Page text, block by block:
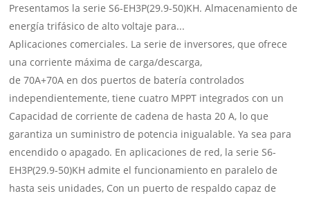
Presentamos la serie S6-EH3P(29.9-50)KH. Almacenamiento de
energía trifásico de alto voltaje para...
Aplicaciones comerciales. La serie de inversores, que ofrece
una corriente máxima de carga/descarga,
de 70A+70A en dos puertos de batería controlados
independientemente, tiene cuatro MPPT integrados con un
Capacidad de corriente de cadena de hasta 20 A, lo que
garantiza un suministro de potencia inigualable. Ya sea para
encendido o apagado. En aplicaciones de red, la serie S6-
EH3P(29.9-50)KH admite el funcionamiento en paralelo de
hasta seis unidades, Con un puerto de respaldo capaz de